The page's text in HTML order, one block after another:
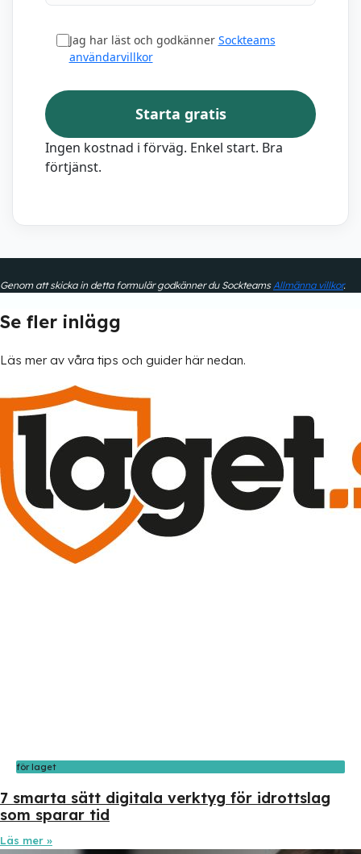
Jag har läst och godkänner Sockteams
användarvillkor
Starta gratis
Ingen kostnad i förväg. Enkel start. Bra
förtjänst.
Genom att skicka in detta formulär godkänner du Sockteams Allmänna villkor.
Se fler inlägg
Läs mer av våra tips och guider här nedan.
för laget
7 smarta sätt digitala verktyg för idrottslag
som sparar tid
Läs mer »